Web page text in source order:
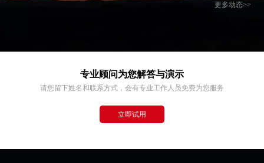
更多动态>>
专业顾问为您解答与演示
请您留下姓名和联系方式，会有专业工作人员免费为您服务
立即试用